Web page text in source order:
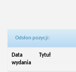
Odsłon pozycji:
Data
wydania
Tytuł